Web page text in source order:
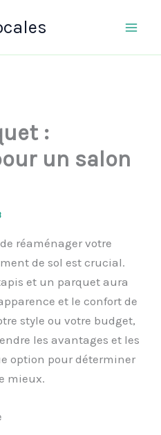
:
un salon
réaménager votre
de sol est crucial.
et un parquet aura
et le confort de
style ou votre budget,
les avantages et les
option pour déterminer
mieux.